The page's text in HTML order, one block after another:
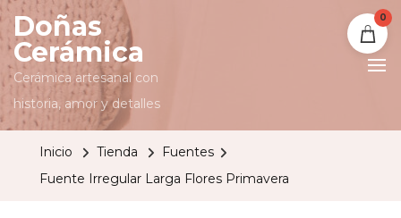
0
Doñas
Cerámica
Cerámica artesanal con
historia, amor y detalles
Inicio Tienda
Fuentes
Fuente Irregular Larga Flores Primavera